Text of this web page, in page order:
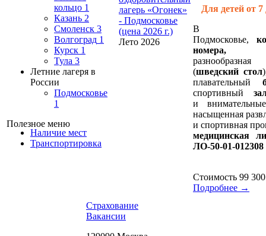
кольцо 1
Казань 2
Смоленск 3
Волгоград 1
Курск 1
Тула 3
Летние лагеря в
России
Подмосковье
1
Полезное меню
Наличие мест
Транспортировка
Лето 2026
Для детей от 7
В
Подмосковье,
номера,
(шведский стол
плавательный
спортивный
и
насыщенная
и спортивная
медицинская
ЛО-50-01-012308
Стоимость 99
Подробнее →
Страхование
Вакансии